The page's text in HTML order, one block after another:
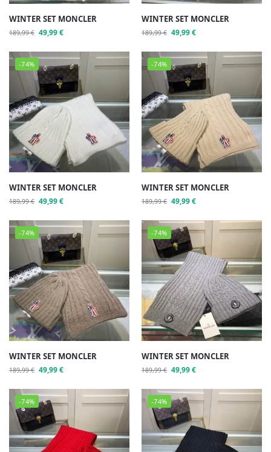
WINTER SET MONCLER
189,99€ 49,99€
WINTER SET MONCLER
189,99€ 49,99€
-74%
WINTER SET MONCLER
189,99€ 49,99€
-74%
WINTER SET MONCLER
189,99€ 49,99€
-74%
WINTER SET MONCLER
189,99€ 49,99€
-74%
WINTER SET MONCLER
189,99€ 49,99€
-74% -74%